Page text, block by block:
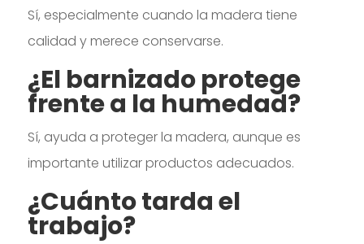
Sí, especialmente cuando la madera tiene
calidad y merece conservarse.
¿El barnizado protege
frente a la humedad?
Sí, ayuda a proteger la madera, aunque es
importante utilizar productos adecuados.
¿Cuánto tarda el
trabajo?